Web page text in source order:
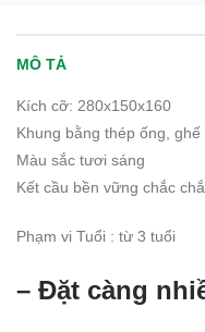
MÔ TẢ
Kích cỡ: 280x150x160
Khung bằng thép ống,
Màu sắc tươi sáng
Kết cầu bền vững chắc
Phạm vi Tuổi : từ 3 tuổi
– Đặt càng